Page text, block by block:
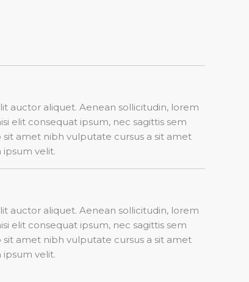
auctor aliquet. Aenean sollicitudin, lorem
elit consequat ipsum, nec sagittis sem
sit amet nibh vulputate cursus a sit amet
ipsum velit.
auctor aliquet. Aenean sollicitudin, lorem
elit consequat ipsum, nec sagittis sem
sit amet nibh vulputate cursus a sit amet
ipsum velit.